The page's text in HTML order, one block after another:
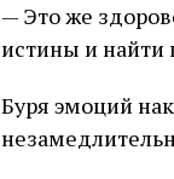
— Это же
истины и найти
Буря эмоций